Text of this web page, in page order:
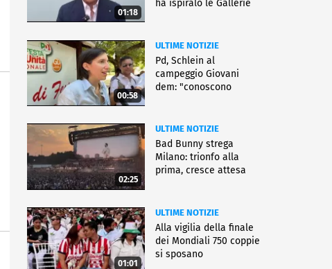
01:18
ha ispiralo le Gallerie
00:58
ULTIME NOTIZIE
Pd, Schlein al
campeggio Giovani
dem: "conoscono
02:25
ULTIME NOTIZIE
Bad Bunny strega
Milano: trionfo alla
prima, cresce attesa
01:01
ULTIME NOTIZIE
Alla vigilia della finale
dei Mondiali 750 coppie
si sposano